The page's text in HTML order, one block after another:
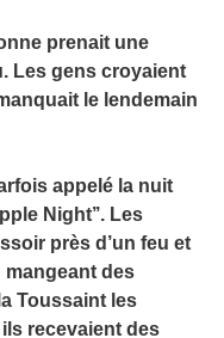
prenait une
Les gens croyaient
le lendemain
appelé la nuit
Night’’. Les
près d’un feu et
des
Toussaint les
recevaient des